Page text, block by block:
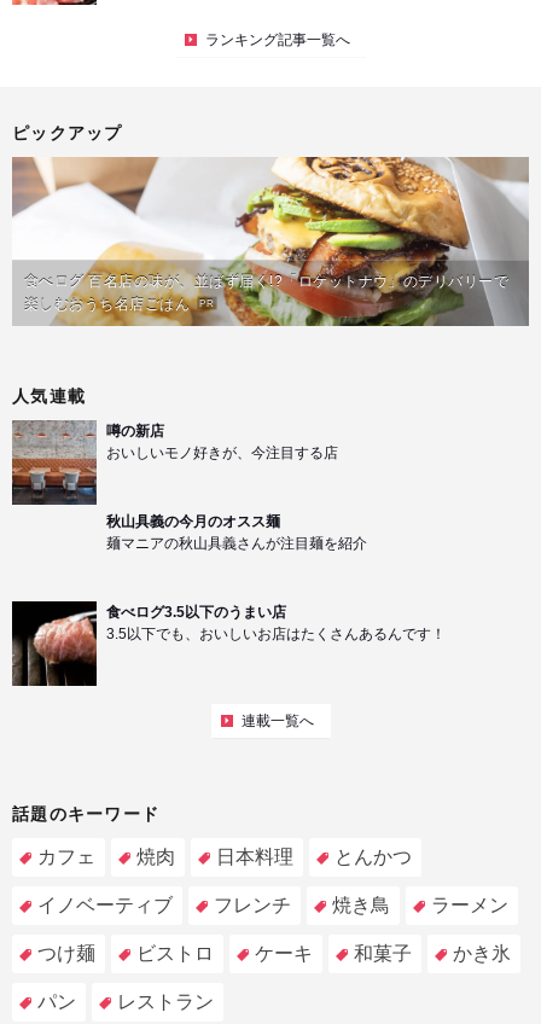
ランキング記事一覧へ
ピックアップ
食べログ 百名店の味が、並ばず届く!?「ロケットナウ」のデリバリーで
楽しむおうち名店ごはん PR
人気連載
噂の新店
おいしいモノ好きが、今注目する店
秋山具義の今月のオスス麺
麺マニアの秋山具義さんが注目麺を紹介
食べログ3.5以下のうまい店
3.5以下でも、おいしいお店はたくさんあるんです！
連載一覧へ
話題のキーワード
カフェ 焼肉 日本料理 とんかつ
イノベーティブ フレンチ 焼き鳥 ラーメン
つけ麺 ビストロ ケーキ 和菓子 かき氷
パン レストラン